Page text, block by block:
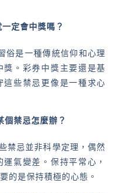
定會中獎嗎？
俗是一種傳統信仰和心理
。彩券中獎主要還是基
些禁忌更像是一種求心
禁忌怎麼辦？
禁忌並非科學定理，偶然
氣變差。保持平常心，
的是保持積極的心態。